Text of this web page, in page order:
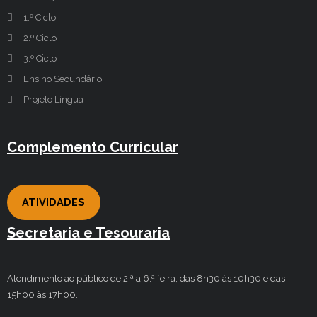
1.º Ciclo
2.º Ciclo
3.º Ciclo
Ensino Secundário
Projeto Língua
Complemento Curricular
ATIVIDADES
Secretaria e Tesouraria
Atendimento ao público de 2.ª a 6.ª feira, das 8h30 às 10h30 e das
15h00 às 17h00.